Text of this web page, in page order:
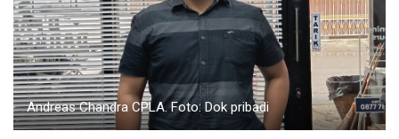
Andreas Chandra CPLA. Foto: Dok pribadi